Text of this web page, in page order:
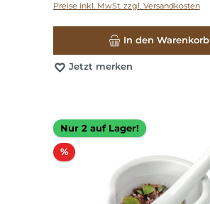
Preise inkl. MwSt. zzgl. Versandkosten
In den Warenkorb
Jetzt merken
Nur 2 auf Lager!
%Rabatt